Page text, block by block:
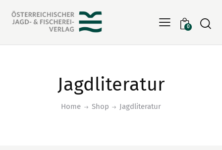
0
Jagdliteratur
Home Shop Jagdliteratur